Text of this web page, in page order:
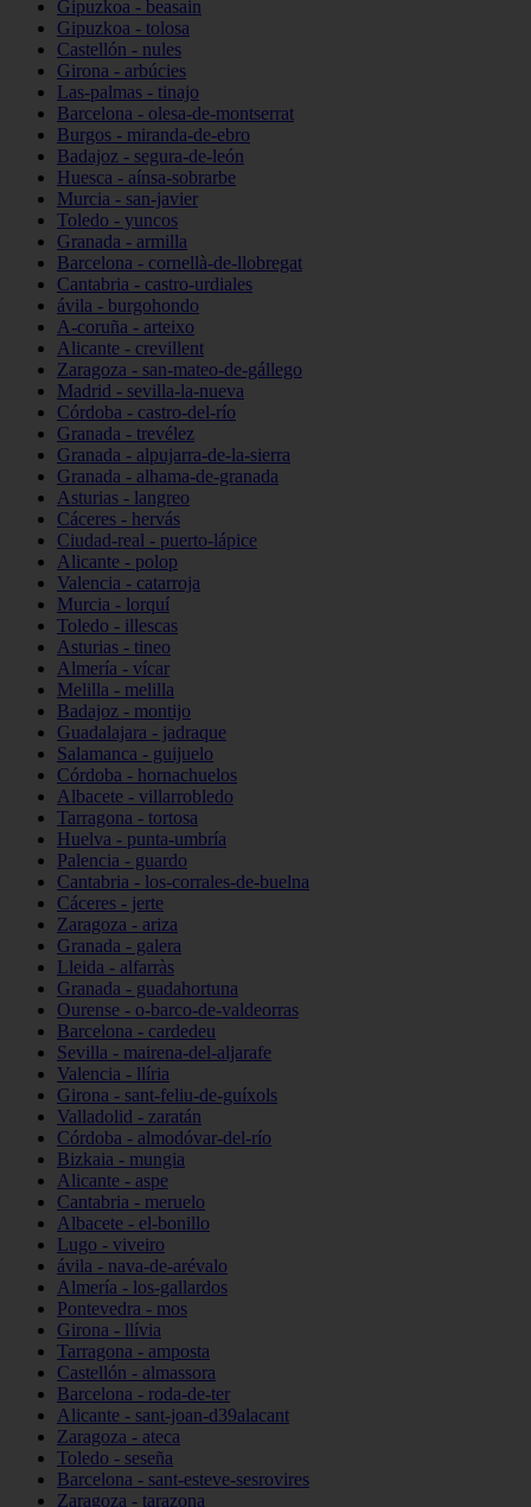
Gipuzkoa - beasain
Gipuzkoa - tolosa
Castellón - nules
Girona - arbúcies
Las-palmas - tinajo
Barcelona - olesa-de-montserrat
Burgos - miranda-de-ebro
Badajoz - segura-de-león
Huesca - aínsa-sobrarbe
Murcia - san-javier
Toledo - yuncos
Granada - armilla
Barcelona - cornellà-de-llobregat
Cantabria - castro-urdiales
ávila - burgohondo
A-coruña - arteixo
Alicante - crevillent
Zaragoza - san-mateo-de-gállego
Madrid - sevilla-la-nueva
Córdoba - castro-del-río
Granada - trevélez
Granada - alpujarra-de-la-sierra
Granada - alhama-de-granada
Asturias - langreo
Cáceres - hervás
Ciudad-real - puerto-lápice
Alicante - polop
Valencia - catarroja
Murcia - lorquí
Toledo - illescas
Asturias - tineo
Almería - vícar
Melilla - melilla
Badajoz - montijo
Guadalajara - jadraque
Salamanca - guijuelo
Córdoba - hornachuelos
Albacete - villarrobledo
Tarragona - tortosa
Huelva - punta-umbría
Palencia - guardo
Cantabria - los-corrales-de-buelna
Cáceres - jerte
Zaragoza - ariza
Granada - galera
Lleida - alfarràs
Granada - guadahortuna
Ourense - o-barco-de-valdeorras
Barcelona - cardedeu
Sevilla - mairena-del-aljarafe
Valencia - llíria
Girona - sant-feliu-de-guíxols
Valladolid - zaratán
Córdoba - almodóvar-del-río
Bizkaia - mungia
Alicante - aspe
Cantabria - meruelo
Albacete - el-bonillo
Lugo - viveiro
ávila - nava-de-arévalo
Almería - los-gallardos
Pontevedra - mos
Girona - llívia
Tarragona - amposta
Castellón - almassora
Barcelona - roda-de-ter
Alicante - sant-joan-d39alacant
Zaragoza - ateca
Toledo - seseña
Barcelona - sant-esteve-sesrovires
Zaragoza - tarazona